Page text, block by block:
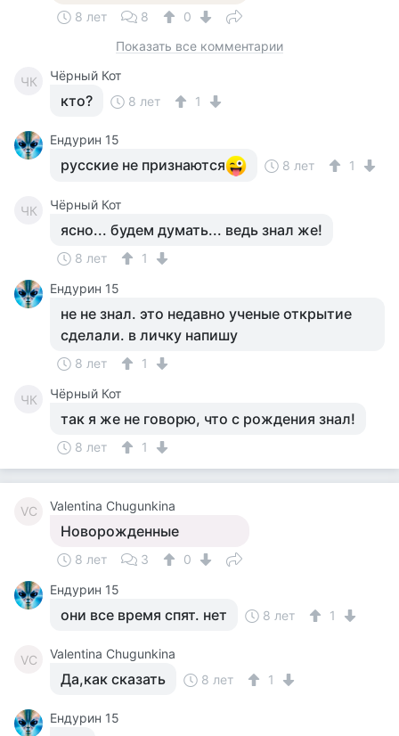
8 лет 8
0
Показать все комментарии
ЧК Чёрный Кот
кто? 8 лет 1
Ендурин 15
русские не признаются 8 лет 1
ЧК Чёрный Кот
ясно... будем думать... ведь знал же!
8 лет
1
Ендурин 15
не не знал. это недавно ученые открытие
сделали. в личку напишу
8 лет 1
ЧК Чёрный Кот
так я же не говорю, что с рождения знал!
8 лет 1
VC Valentina Chugunkina
Новорожденные
8 лет 3
0
Ендурин 15
они все время спят. нет 8 лет 1
VC Valentina Chugunkina
Да,как сказать 8 лет 1
Ендурин 15